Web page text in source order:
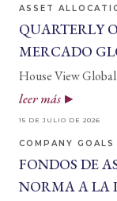
ASSET
QUARTERLY
MERCADO
House View
leer más
15 DE JULIO DE 2026
COMPANY GOALS
FONDOS DE
NORMA A LA